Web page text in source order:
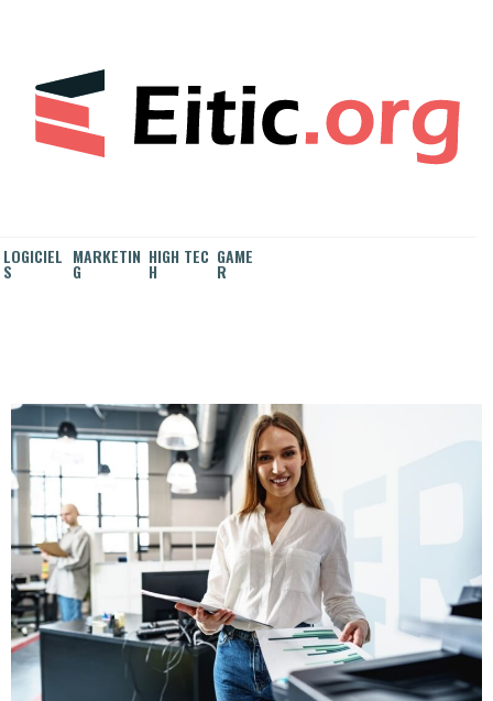
nLOGICIEL
S
MARKETIN
G
HIGH TEC
H
GAME
R